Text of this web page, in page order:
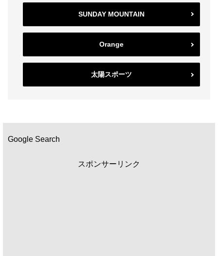
SUNDAY MOUNTAIN
Orange
太陽スポーツ
Google Search
スポンサーリンク